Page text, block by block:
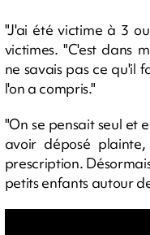
"J'ai été victime à 3
victimes. "C'est dans
ne savais pas ce qu'il
l'on a compris."
"On se pensait seul et
avoir déposé
prescription.
petits enfants autour